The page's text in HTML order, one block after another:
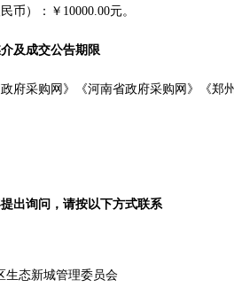
币）：￥ 10000.00元。
及成交公告期限
府采购网》《河南省政府采购网》《郑
出询问，请按以下方式联系
生态新城管理委员会